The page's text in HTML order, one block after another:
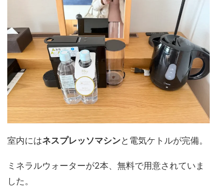
室内にはネスプレッソマシンと電気ケトルが完備。
ミネラルウォーターが2本、無料で用意されていま
した。